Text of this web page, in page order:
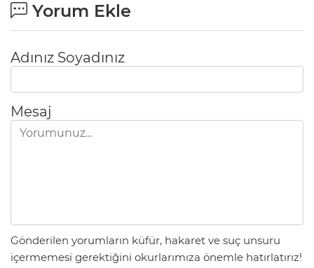
Yorum Ekle
Adınız Soyadınız
Mesaj
Gönderilen yorumların küfür, hakaret ve suç unsuru
içermemesi gerektiğini okurlarımıza önemle hatırlatırız!